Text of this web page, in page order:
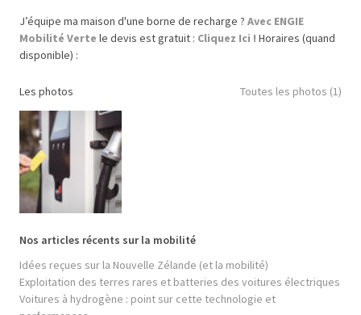
J’équipe ma maison d'une borne de recharge ? Avec ENGIE
Mobilité Verte le devis est gratuit : Cliquez Ici ! Horaires (quand
disponible) :
Les photos Toutes les photos (1)
Nos articles récents sur la mobilité
Idées reçues sur la Nouvelle Zélande (et la mobilité)
Exploitation des terres rares et batteries des voitures électriques
Voitures à hydrogène : point sur cette technologie et